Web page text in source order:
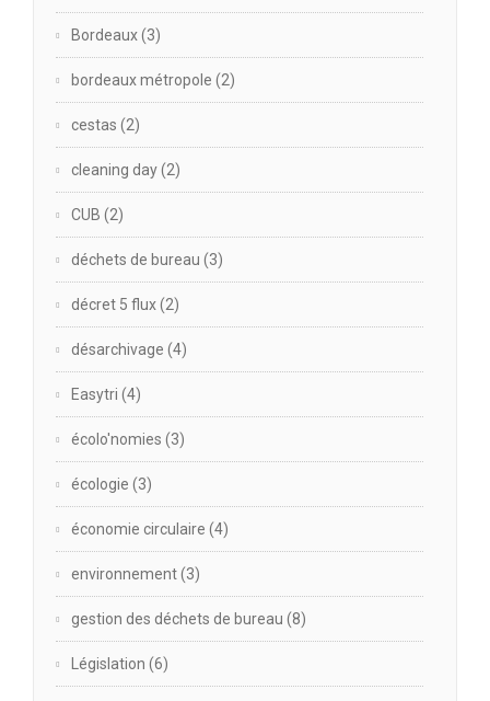
Bordeaux(3)
bordeaux métropole (2)
cestas (2)
cleaning day(2)
CUB (2)
déchets de bureau (3)
décret 5 flux(2)
désarchivage (4)
Easytri (4)
écolo'nomies (3)
écologie (3)
économie circulaire (4)
environnement(3)
gestion des déchets de bureau (8)
Législation (6)